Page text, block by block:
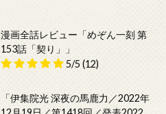
漫画全話レビュー「めぞん一刻 第
153話「契り」」
5/5 (12)
「伊集院光 深夜の馬鹿力／2022年